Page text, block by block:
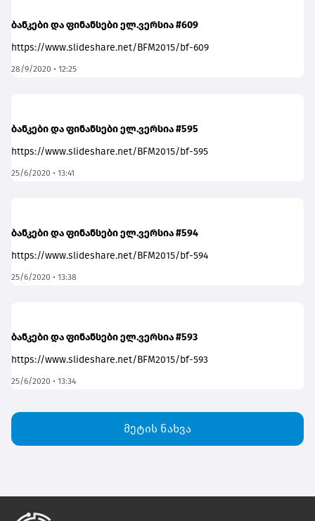
ბანკები და ფინანსები ელ.ვერსია #609
https://www.slideshare.net/BFM2015/bf-609
28/9/2020 • 12:25
ბანკები და ფინანსები ელ.ვერსია #595
https://www.slideshare.net/BFM2015/bf-595
25/6/2020 • 13:41
ბანკები და ფინანსები ელ.ვერსია #594
https://www.slideshare.net/BFM2015/bf-594
25/6/2020 • 13:38
ბანკები და ფინანსები ელ.ვერსია #593
https://www.slideshare.net/BFM2015/bf-593
25/6/2020 • 13:34
მეტის ნახვა